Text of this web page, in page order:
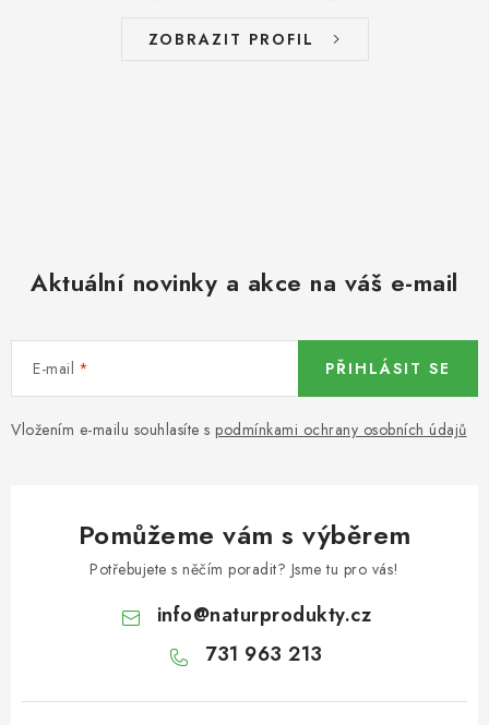
DÁRKOVÉ POUKAZY
OŘECHY NATURAL / MANDLE
OŘECHY NATURAL / KEŠU OŘECHY / KEŠU OŘECHY
CELÉ NATURAL
OŘECHY NATURAL / PODZEMNICE (ARAŠÍDY) /
PODZEMNICE OLEJNÁ BLANŠÍROVANÁ
ZOBRAZIT PROFIL
Aktuální novinky a akce na váš e-mail
E-mail
Vložením e-mailu souhlasíte s podmínkami ochrany osobních údajů
PŘIHLÁSIT SE
Pomůžeme vám s výběrem
Potřebujete s něčím poradit? Jsme tu pro vás!
info@naturprodukty.cz
731 963 213